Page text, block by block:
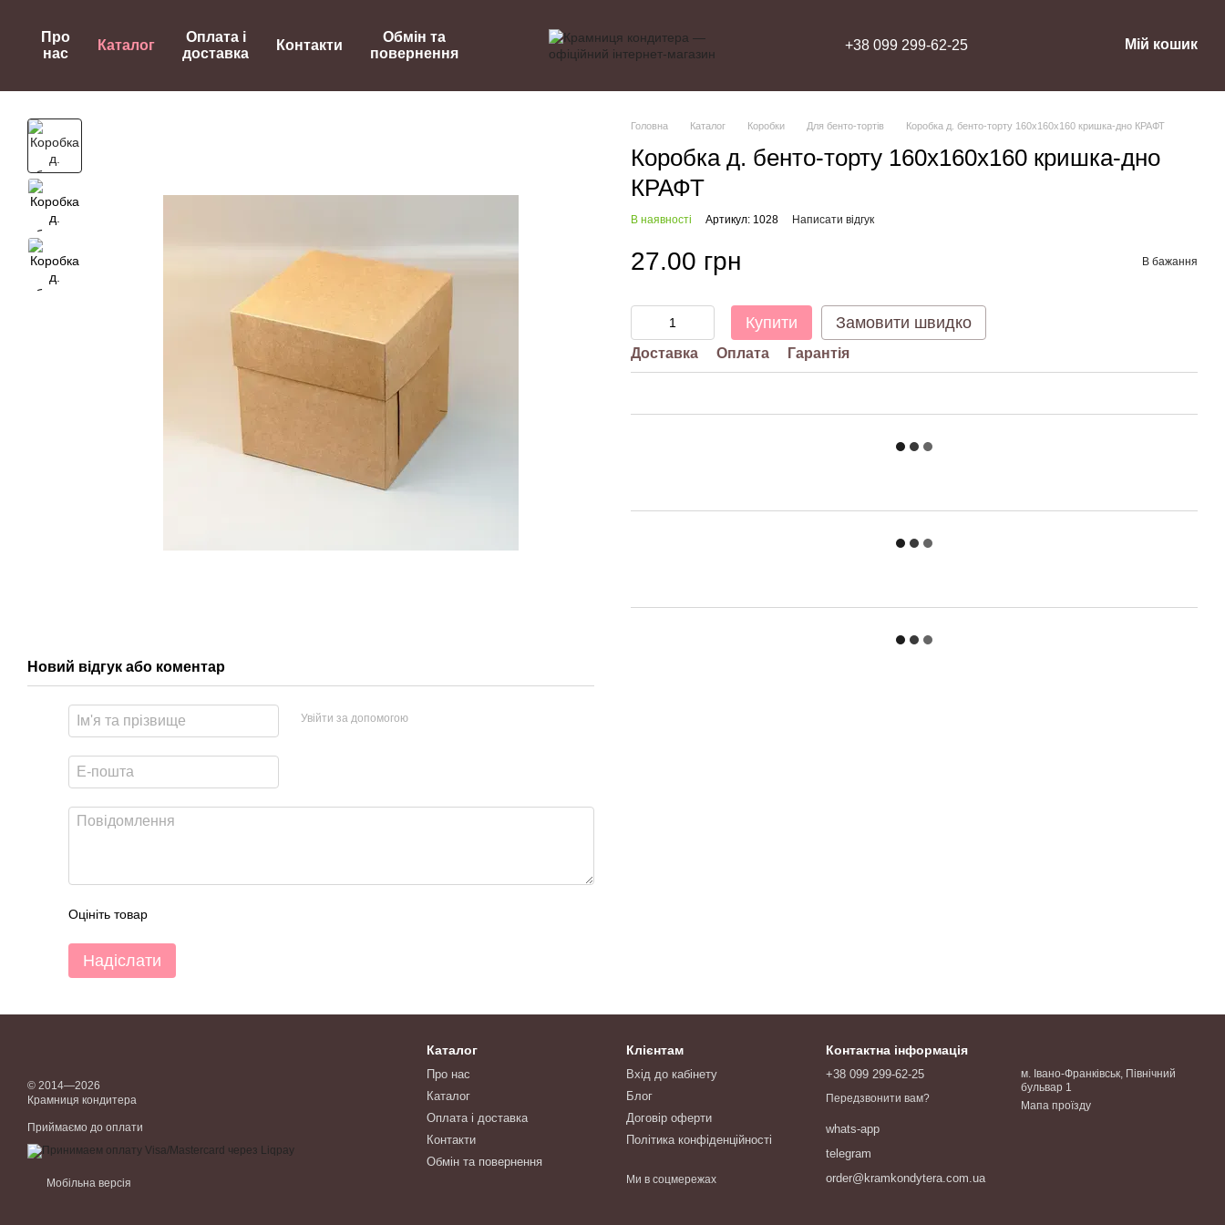
Про
нас
Каталог
Оплата і
доставка
Контакти
Обмін та
повернення
+38 099 299-62-25 Мій кошик
Новий відгук або коментар
Увійти за допомогою
Оцініть товар
Надіслати
Головна Каталог Коробки Для бенто-тортів Коробка д. бенто-торту 160х160х160 кришка-дно КРАФТ
Коробка д. бенто-торту 160х160х160 кришка-дно
КРАФТ
В наявності Артикул: 1028 Написати відгук
27.00 грн В бажання
Купити Замовити швидко
Доставка Оплата Гарантія
© 2014—2026
Крамниця кондитера
Приймаємо до оплати
Мобільна версія
Каталог
Про нас
Каталог
Оплата і доставка
Контакти
Обмін та повернення
Клієнтам
Вхід до кабінету
Блог
Договір оферти
Політика конфіденційності
Ми в соцмережах
Контактна інформація
+38 099 299-62-25
Передзвонити вам?
whats-app
telegram
order@kramkondytera.com.ua
м. Івано-Франківськ, Північний
бульвар 1
Мапа проїзду